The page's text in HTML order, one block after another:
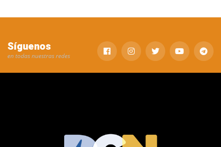
Síguenos
en todas nuestras redes